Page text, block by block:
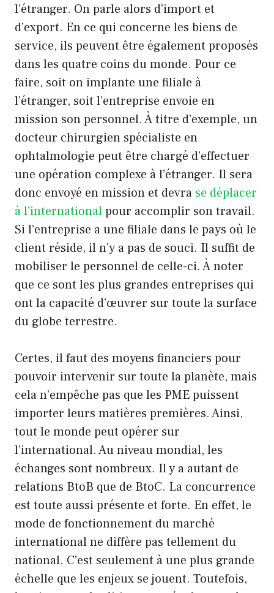
l’étranger. On parle alors d’import et
d’export. En ce qui concerne les biens de
service, ils peuvent être également proposés
dans les quatre coins du monde. Pour ce
faire, soit on implante une filiale à
l’étranger, soit l’entreprise envoie en
mission son personnel. À titre d’exemple, un
docteur chirurgien spécialiste en
ophtalmologie peut être chargé d’effectuer
une opération complexe à l’étranger. Il sera
donc envoyé en mission et devra se déplacer
à l’internationalpour accomplir son travail.
Si l’entreprise a une filiale dans le pays où le
client réside, il n’y a pas de souci. Il suffit de
mobiliser le personnel de celle-ci. À noter
que ce sont les plus grandes entreprises qui
ont la capacité d’œuvrer sur toute la surface
du globe terrestre.
Certes, il faut des moyens financiers pour
pouvoir intervenir sur toute la planète, mais
cela n’empêche pas que les PME puissent
importer leurs matières premières. Ainsi,
tout le monde peut opérer sur
l’international. Au niveau mondial, les
échanges sont nombreux. Il y a autant de
relations BtoB que de BtoC. La concurrence
est toute aussi présente et forte. En effet, le
mode de fonctionnement du marché
international ne diffère pas tellement du
national. C’est seulement à une plus grande
échelle que les enjeux se jouent. Toutefois,